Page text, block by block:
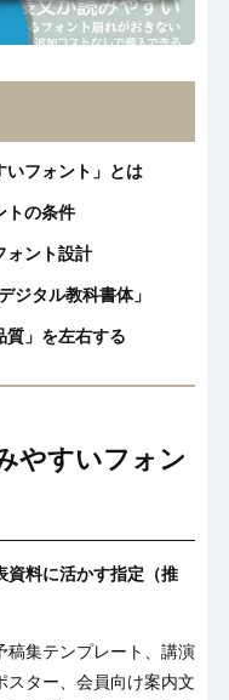
いフォント」とは
トの条件
ォント設計
ジタル教科書体」
質」を左右する
やすいフォン
資料に活かす指定（推
稿集テンプレート、講演
スター、会員向け案内文